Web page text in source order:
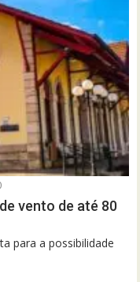
vento de até 80
para a possibilidade